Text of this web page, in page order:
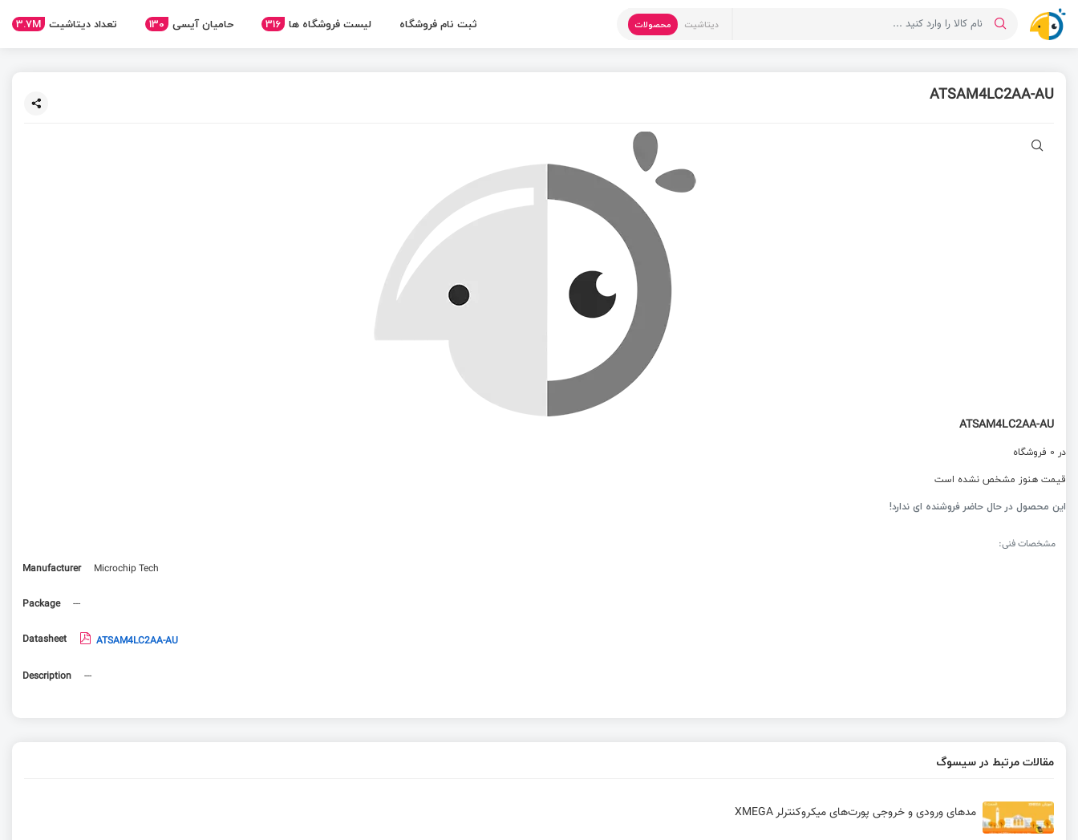
دیتاشیت محصولات ثبت نام فروشگاه لیست فروشگاه ها 316 حامیان آیسی 130 تعداد دیتاشیت 3.7M
ATSAM4LC2AA-AU
ATSAM4LC2AA-AU
در 0 فروشگاه
قیمت هنوز مشخص نشده است
این محصول در حال حاضر فروشنده ای ندارد!
مشخصات فنی:
Manufacturer
Microchip Tech
Package ---
Datasheet ATSAM4LC2AA-AU
Description ---
مقالات مرتبط در سیسوگ
مدهای ورودی و خروجی پورت‌های میکروکنترلر XMEGA